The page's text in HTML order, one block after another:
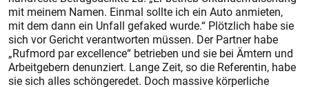
mit meinem Namen. Einmal sollte ich ein Auto anmieten,
mit dem dann ein Unfall gefaked wurde.“ Plötzlich habe sie
sich vor Gericht verantworten müssen. Der Partner habe
„Rufmord par excellence“ betrieben und sie bei Ämtern und
Arbeitgebern denunziert. Lange Zeit, so die Referentin, habe
sie sich alles schöngeredet. Doch massive körperliche